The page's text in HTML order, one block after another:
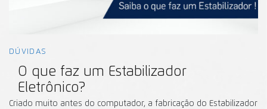
DÚVIDAS
O que faz um Estabilizador
Eletrônico?
Criado muito antes do computador, a fabricação do Estabilizador